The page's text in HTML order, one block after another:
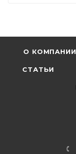
О КОМПАНИИ
СТАТЬИ